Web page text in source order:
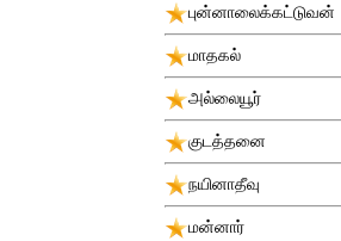
புன்னாலைக்கட்டுவன்
மாதகல்
அல்லையூர்
குடத்தனை
நயினாதீவு
மன்னார்